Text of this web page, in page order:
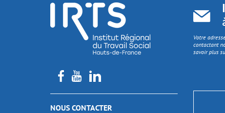
NOUS CONTACTER
Votre
contactant
savoir plus